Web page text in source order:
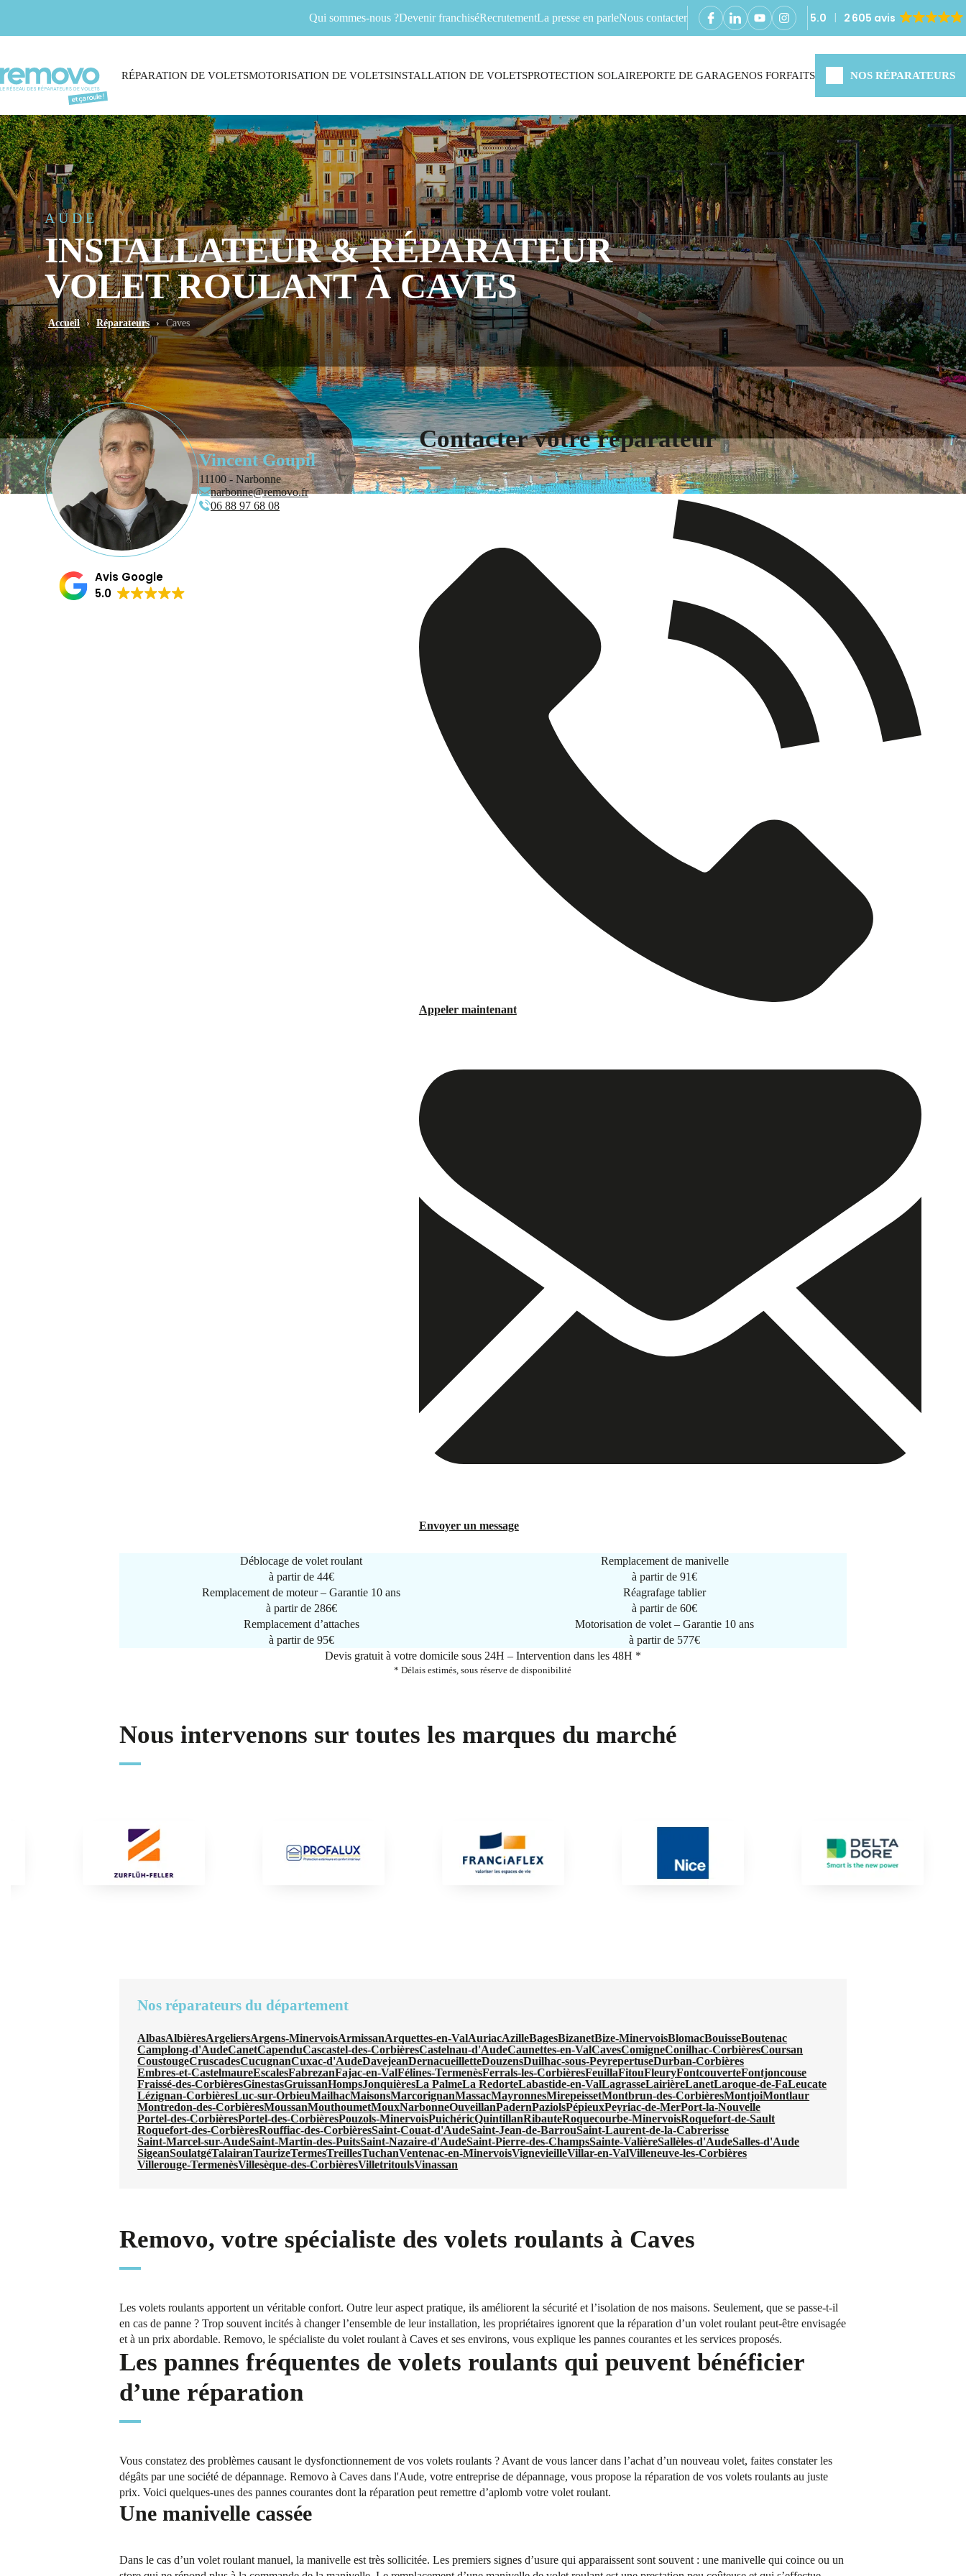
Qui sommes-nous ?Devenir franchiséRecrutementLa presse en parleNous contacter 5.0 2 605 avis
RÉPARATION DE VOLETSMOTORISATION DE VOLETSINSTALLATION DE VOLETSPROTECTION SOLAIREPORTE DE GARAGENOS FORFAITS NOS RÉPARATEURS
AUDE
INSTALLATEUR & RÉPARATEUR
VOLET ROULANT À CAVES
Accueil › Réparateurs › Caves
Vincent Goupil
11100 - Narbonne
narbonne@removo.fr
06 88 97 68 08
Avis Google
5.0
Contacter votre réparateur
Appeler maintenant
Envoyer un message
Déblocage de volet roulant
à partir de 44€
Remplacement de manivelle
à partir de91€
Remplacement de moteur – Garantie 10 ans
à partir de 286€
Réagrafage tablier
à partir de60€
Remplacement d’attaches
à partir de 95€
Motorisation de volet – Garantie 10 ans
à partir de 577€
Devis gratuit à votre domicile sous 24H – Intervention dans les 48H *
* Délais estimés, sous réserve de disponibilité
Nous intervenons sur toutes les marques du marché
Nos réparateurs du département
AlbasAlbièresArgeliersArgens-MinervoisArmissanArquettes-en-ValAuriacAzilleBagesBizanetBize-MinervoisBlomacBouisseBoutenac
Camplong-d'AudeCanetCapenduCascastel-des-CorbièresCastelnau-d'AudeCaunettes-en-ValCavesComigneConilhac-CorbièresCoursan
CoustougeCruscadesCucugnanCuxac-d'AudeDavejeanDernacueilletteDouzensDuilhac-sous-PeyrepertuseDurban-Corbières
Embres-et-CastelmaureEscalesFabrezanFajac-en-ValFélines-TermenèsFerrals-les-CorbièresFeuillaFitouFleuryFontcouverteFontjoncouse
Fraissé-des-CorbièresGinestasGruissanHompsJonquièresLa PalmeLa RedorteLabastide-en-ValLagrasseLairièreLanetLaroque-de-FaLeucate
Lézignan-CorbièresLuc-sur-OrbieuMailhacMaisonsMarcorignanMassacMayronnesMirepeissetMontbrun-des-CorbièresMontjoiMontlaur
Montredon-des-CorbièresMoussanMouthoumetMouxNarbonneOuveillanPadernPaziolsPépieuxPeyriac-de-MerPort-la-Nouvelle
Portel-des-CorbièresPortel-des-CorbièresPouzols-MinervoisPuichéricQuintillanRibauteRoquecourbe-MinervoisRoquefort-de-Sault
Roquefort-des-CorbièresRouffiac-des-CorbièresSaint-Couat-d'AudeSaint-Jean-de-BarrouSaint-Laurent-de-la-Cabrerisse
Saint-Marcel-sur-AudeSaint-Martin-des-PuitsSaint-Nazaire-d'AudeSaint-Pierre-des-ChampsSainte-ValièreSallèles-d'AudeSalles-d'Aude
SigeanSoulatgéTalairanTaurizeTermesTreillesTuchanVentenac-en-MinervoisVignevieilleVillar-en-ValVilleneuve-les-Corbières
Villerouge-TermenèsVillesèque-des-CorbièresVilletritoulsVinassan
Removo, votre spécialiste des volets roulants à Caves
Les volets roulants apportent un véritable confort. Outre leur aspect pratique, ils améliorent la sécurité et l’isolation de nos maisons. Seulement, que se passe-t-il
en cas de panne ? Trop souvent incités à changer l’ensemble de leur installation, les propriétaires ignorent que la réparation d’un volet roulant peut-être envisagée
et à un prix abordable. Removo, le spécialiste du volet roulant à Caves et ses environs, vous explique les pannes courantes et les services proposés.
Les pannes fréquentes de volets roulants qui peuvent bénéficier
d’une réparation
Vous constatez des problèmes causant le dysfonctionnement de vos volets roulants ? Avant de vous lancer dans l’achat d’un nouveau volet, faites constater les
dégâts par une société de dépannage. Removo à Caves dans l'Aude, votre entreprise de dépannage, vous propose la réparation de vos volets roulants au juste
prix. Voici quelques-unes des pannes courantes dont la réparation peut remettre d’aplomb votre volet roulant.
Une manivelle cassée
Dans le cas d’un volet roulant manuel, la manivelle est très sollicitée. Les premiers signes d’usure qui apparaissent sont souvent : une manivelle qui coince ou un